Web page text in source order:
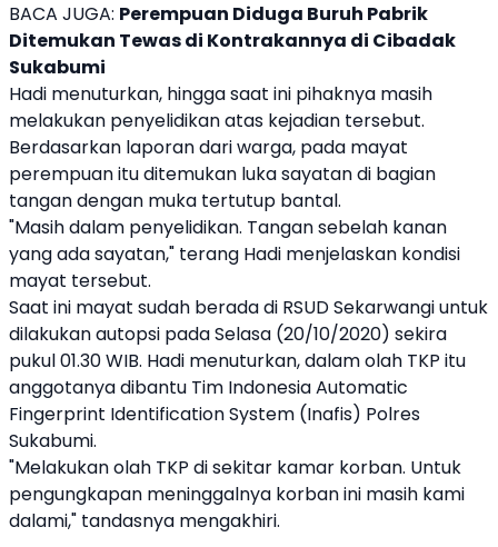
BACA JUGA: Perempuan Diduga Buruh Pabrik
Ditemukan Tewas di Kontrakannya di Cibadak
Sukabumi
Hadi menuturkan, hingga saat ini pihaknya masih
melakukan penyelidikan atas kejadian tersebut.
Berdasarkan laporan dari warga, pada mayat
perempuan itu ditemukan luka sayatan di bagian
tangan dengan muka tertutup bantal.
"Masih dalam penyelidikan. Tangan sebelah kanan
yang ada sayatan," terang Hadi menjelaskan kondisi
mayat tersebut.
Saat ini mayat sudah berada di RSUD Sekarwangi untuk
dilakukan autopsi pada Selasa (20/10/2020) sekira
pukul 01.30 WIB. Hadi menuturkan, dalam olah TKP itu
anggotanya dibantu Tim Indonesia Automatic
Fingerprint Identification System (Inafis) Polres
Sukabumi.
"Melakukan olah TKP di sekitar kamar korban. Untuk
pengungkapan meninggalnya korban ini masih kami
dalami," tandasnya mengakhiri.